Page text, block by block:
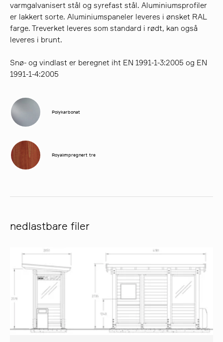
varmgalvanisert stål og syrefast stål. Aluminiumsprofiler
er lakkert sorte. Aluminiumspaneler leveres i ønsket RAL
farge. Treverket leveres som standard i rødt, kan også
leveres i brunt.
Snø- og vindlast er beregnet iht EN 1991-1-3:2005 og EN
1991-1-4:2005
Polykarbonat
Royalimpregnert tre
nedlastbare filer